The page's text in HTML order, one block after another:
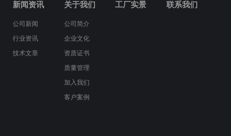
新闻资讯
公司新闻
行业资讯
技术文章
关于我们
公司简介
企业文化
资质证书
质量管理
加入我们
客户案例
工厂实景 联系我们